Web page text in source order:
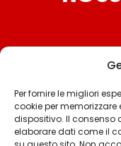
Per fornire le migliori
cookie per
dispositivo. Il consenso
elaborare dati come il